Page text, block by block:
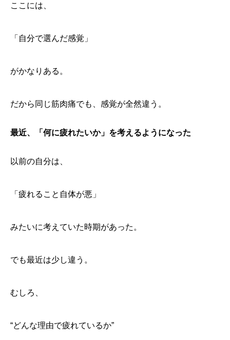
ここには、
「自分で選んだ感覚」
がかなりある。
だから同じ筋肉痛でも、感覚が全然違う。
最近、「何に疲れたいか」を考えるようになった
以前の自分は、
「疲れること自体が悪」
みたいに考えていた時期があった。
でも最近は少し違う。
むしろ、
“どんな理由で疲れているか”
同じ“回復”でも、かなり違う